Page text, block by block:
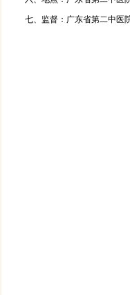
七、监督：广东省第二中医